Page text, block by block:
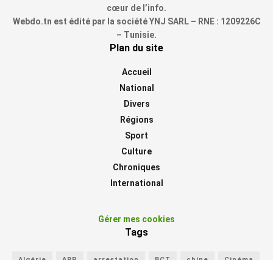
cœur de l’info.
Webdo.tn est édité par la société YNJ SARL – RNE : 1209226C
– Tunisie.
Plan du site
Accueil
National
Divers
Régions
Sport
Culture
Chroniques
International
Gérer mes cookies
Tags